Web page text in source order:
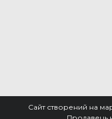
Сайт створений на